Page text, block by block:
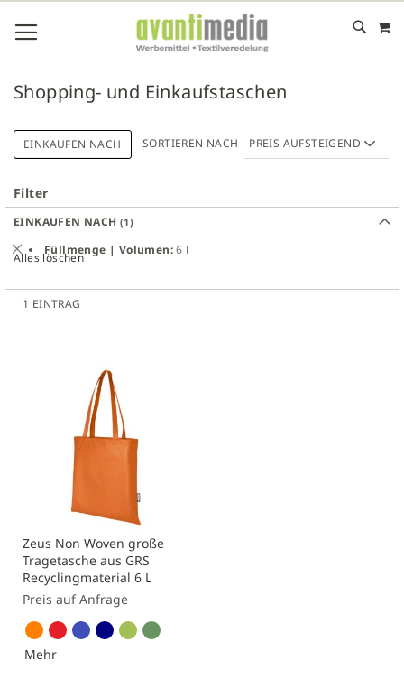
DIREKT
ZUM
STARTEN
Shopping- und Einkaufstaschen
Filter
EINKAUFEN NACH
EINKAUFEN NACH
Füllmenge | Volumen 6 l
Dies
entfernen
Alles löschen
1 EINTRAG
SORTIEREN NACH
Zeus Non Woven große
Tragetasche aus GRS
Recyclingmaterial 6 L
Preis auf Anfrage
Mehr